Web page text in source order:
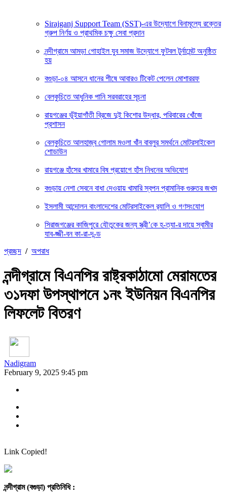
Sirajganj Support Team (SST)-এর উদ্যোগে বিনামূল্যে রক্তের
গ্রুপ নির্ণয় ও প্রাথমিক চক্ষু সেবা প্রদান
নন্দীগ্রামে আমড়া গোহাইল যুব সমাজ উদ্যোগে ফুটবল টুর্নামেন্ট অনুষ্ঠিত
হয়
বগুড়া-০৪ আসনে ধানের শীষে আবারও টিকেট পেলেন মোশাররফ
বেলকুচিতে আধুনিক পানি সরবরাহের সূচনা
রায়গঞ্জের ভূঁইয়াগাঁতী ব্রিজে দুই কিশোর উদ্ধার, পরিবারের খোঁজে
প্রশাসন
বেলকুচিতে আলহাজ্ব গোলাম মওলা খাঁন বাবলুর সমর্থনে মোটরসাইকেল
শোডাউন
রায়গঞ্জে হাঁসের খামারে বিষ প্রয়োগে হাঁস নিধনের অভিযোগ
বগুড়ায় নেশা সেবনে বাধা দেওয়ায় খামারি স্বপন প্রামানিক গুরুতর জখম
ইসলামী আন্দোলন বাংলাদেশের মোটরসাইকেল র‍্যালি ও গণসংযোগ
সিরাজগঞ্জের কাজিপুরে যৌতুকের জন্য স্ত্রী’কে হ-ত্যা-র দায়ে স্বামীর
যাব-জ্জী-বন কা-রা-দ-ন্ড
প্রচ্ছদ / অপরাধ
নন্দীগ্রামে বিএনপির রাষ্ট্রকাঠামো মেরামতের
৩১দফা উপস্থাপনে ১নং ইউনিয়ন বিএনপির
লিফলেট বিতরণ
Nadigram
February 9, 2025 9:45 pm
Link Copied!
নন্দীগ্রাম (বগুড়া) প্রতিনিধি :